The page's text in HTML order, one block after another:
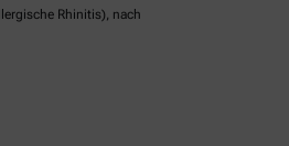
Rhinitis), nach